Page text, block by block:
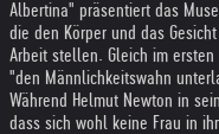
Albertina" präsentiert das
die den Körper und das
Arbeit stellen. Gleich im
"den Männlichkeitswahn
Während Helmut Newton in
dass sich wohl keine Frau in